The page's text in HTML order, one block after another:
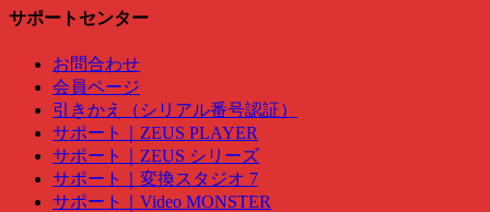
サポートセンター
お問合わせ
会員ページ
引きかえ（シリアル番号認証）
サポート｜ZEUS PLAYER
サポート｜ZEUS シリーズ
サポート｜変換スタジオ 7
サポート｜Video MONSTER